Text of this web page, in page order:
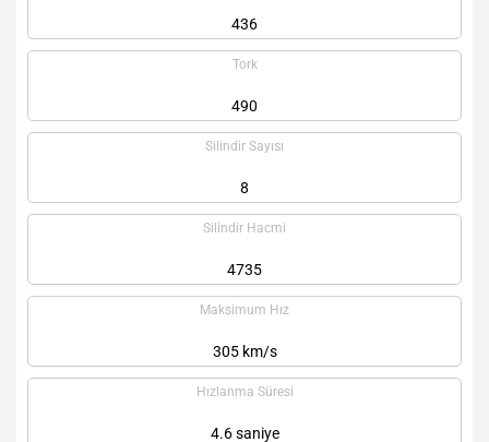
436
Tork
490
Silindir Sayısı
8
Silindir Hacmi
4735
Maksimum Hız
305 km/s
Hızlanma Süresi
4.6 saniye